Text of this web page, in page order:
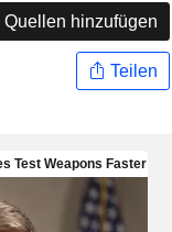
Quellen hinzufügen
Teilen